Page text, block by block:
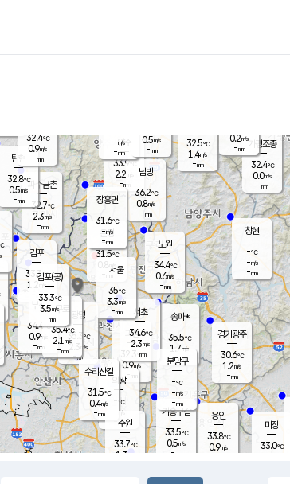
양주
33.9℃
2.2
-mm
과천
32.3℃
0.9m/s
- mm
용인
33.8℃
0.9m/s
경기광주
30.6℃
1.2m/s
-mm
파주금촌
32.7℃
2.3m/s
-mm
가평조종
32.4℃
0.0m/s
-mm
32.5℃
1.4m/s
-mm
창현
-℃
-m/s
-mm
탄현
32.8℃
0.5m/s
-mm
0.2m/s
-mm
마장
33.0℃
의왕
- ℃
m/s
mm
김포
33.3℃
1.2 m/s
mm
광명
35.3 ℃
2.3 m/s
-mm
부천
34.4℃
0.9m/s
-mm
구로
35.4℃
2.1 m/s
-mm
은평
31.5℃
0.8 m/s
- mm
노원
34.4℃
0.6m/s
-mm
송파*
35.5℃
1.7m/s
-mm
서초
34.6℃
2.3m/s
-mm
남방
36.2℃
0.8m/s
-mm
기흥구갈
33.5℃
0.5m/s
-
수리산길
31.5℃
0.4m/s
-mm
분당구
-℃
-m/s
-mm
장흥면
31.6℃
-m/s
-mm
-m/s
-mm
김포(공)
33.3℃
3.5m/s
-mm
수원
33.7℃
1.3 m/s
서울
35℃
3.3m/s
-mm
32.4℃
0.9m/s
-mm
0.5m/s
-mm